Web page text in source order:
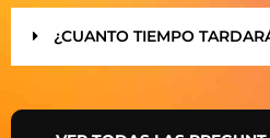
¿CUANTO TIEMPO